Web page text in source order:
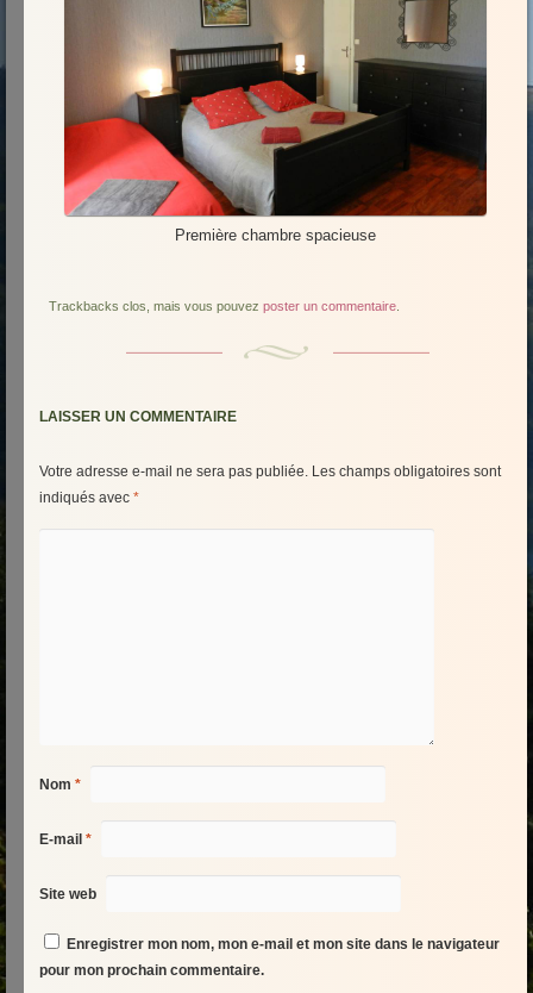
Première chambre spacieuse
Trackbacks clos, mais vous pouvez poster un commentaire.
LAISSER UN COMMENTAIRE
Votre adresse e-mail ne sera pas publiée. Les champs obligatoires sont
indiqués avec *
Nom *
E-mail *
Site web
Enregistrer mon nom, mon e-mail et mon site dans le navigateur
pour mon prochain commentaire.